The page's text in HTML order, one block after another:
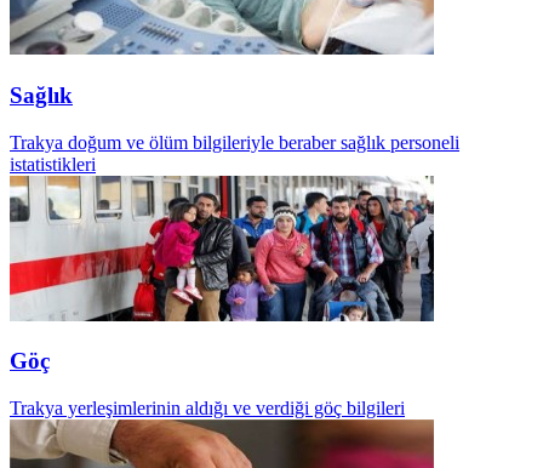
Sağlık
Trakya doğum ve ölüm bilgileriyle beraber sağlık personeli
istatistikleri
Göç
Trakya yerleşimlerinin aldığı ve verdiği göç bilgileri